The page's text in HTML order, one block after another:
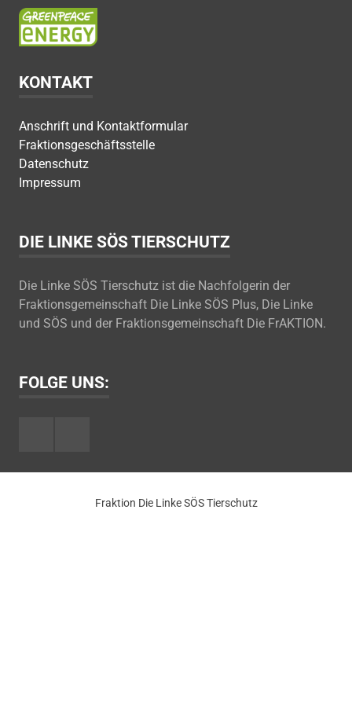
KONTAKT
Anschrift und Kontaktformular
Fraktionsgeschäftsstelle
Datenschutz
Impressum
DIE LINKE SÖS TIERSCHUTZ
Die Linke SÖS Tierschutz ist die Nachfolgerin der
Fraktionsgemeinschaft Die Linke SÖS Plus, Die Linke
und SÖS und der Fraktionsgemeinschaft Die FrAKTION.
FOLGE UNS:
Fraktion Die Linke SÖS Tierschutz